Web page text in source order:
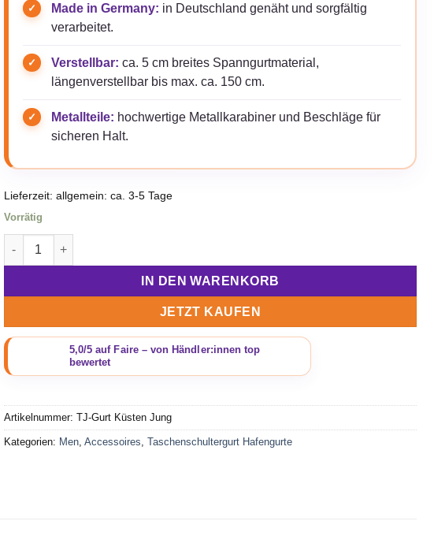
Made in Germany: in Deutschland genäht und sorgfältig
verarbeitet.
Verstellbar: ca. 5 cm breites Spanngurtmaterial,
längenverstellbar bis max. ca. 150 cm.
Metallteile: hochwertige Metallkarabiner und Beschläge für
sicheren Halt.
Lieferzeit: allgemein: ca. 3-5 Tage
Vorrätig
Beadbags Schultergurt Küsten Jung orange Menge
IN DEN WARENKORB
JETZT KAUFEN
Artikelnummer: TJ-Gurt Küsten Jung
Kategorien: Men, Accessoires Taschenschultergurt Hafengurte